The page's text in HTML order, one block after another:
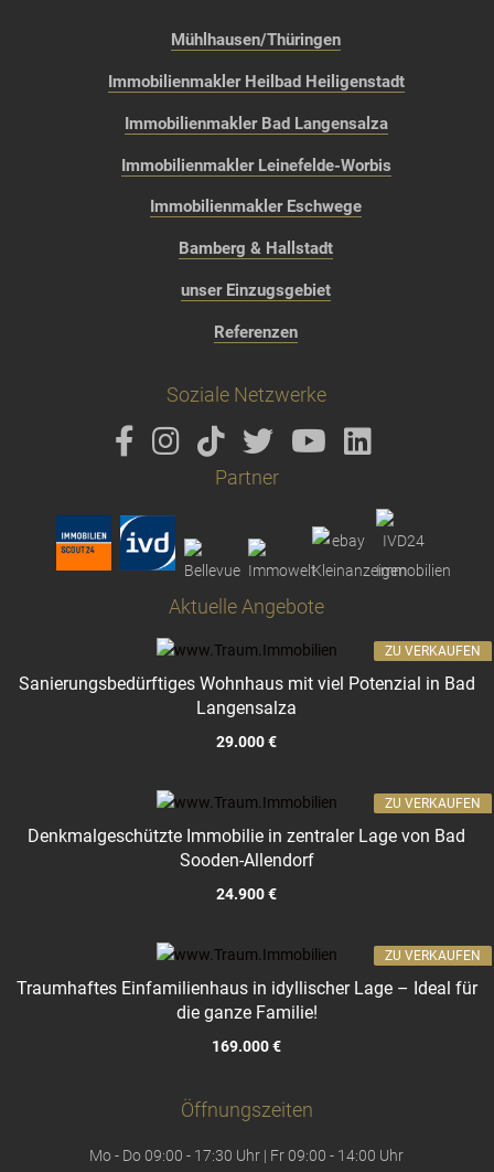
Mühlhausen/Thüringen
Immobilienmakler Heilbad Heiligenstadt
Immobilienmakler Bad Langensalza
Immobilienmakler Leinefelde-Worbis
Immobilienmakler Eschwege
Bamberg & Hallstadt
unser Einzugsgebiet
Referenzen
Soziale Netzwerke
Partner
Aktuelle Angebote
Sanierungsbedürftiges Wohnhaus mit viel Potenzial in Bad
Langensalza
29.000 €
ZU VERKAUFEN
Denkmalgeschützte Immobilie in zentraler Lage von Bad
Sooden-Allendorf
24.900 €
ZU VERKAUFEN
Traumhaftes Einfamilienhaus in idyllischer Lage – Ideal für
die ganze Familie!
169.000 €
ZU VERKAUFEN
Öffnungszeiten
Mo - Do 09:00 - 17:30 Uhr | Fr 09:00 - 14:00 Uhr